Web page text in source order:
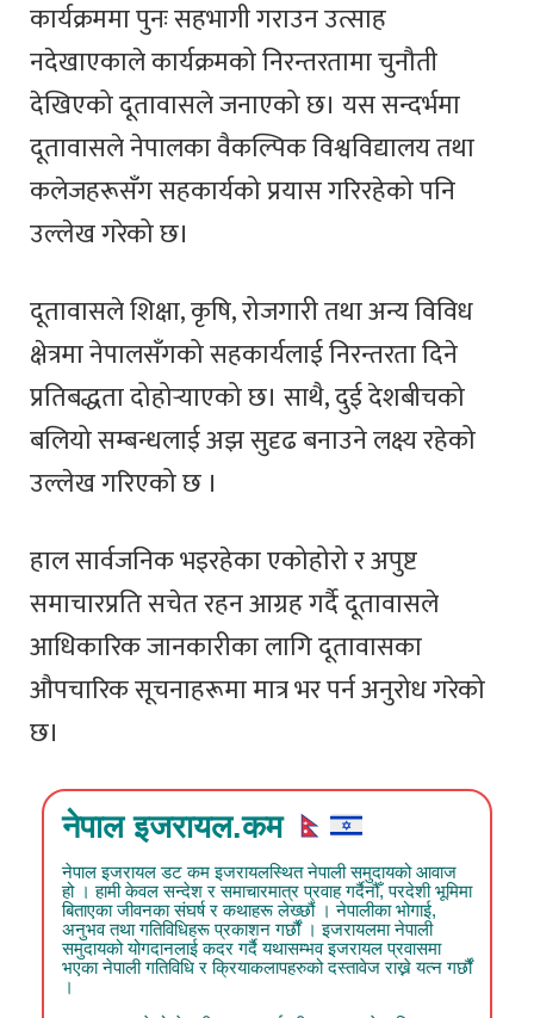
कार्यक्रममा पुनः सहभागी गराउन उत्साह
नदेखाएकाले कार्यक्रमको निरन्तरतामा चुनौती
देखिएको दूतावासले जनाएको छ। यस सन्दर्भमा
दूतावासले नेपालका वैकल्पिक विश्वविद्यालय तथा
कलेजहरूसँग सहकार्यको प्रयास गरिरहेको पनि
उल्लेख गरेको छ।
दूतावासले शिक्षा, कृषि, रोजगारी तथा अन्य विविध
क्षेत्रमा नेपालसँगको सहकार्यलाई निरन्तरता दिने
प्रतिबद्धता दोहोर्‍याएको छ। साथै, दुई देशबीचको
बलियो सम्बन्धलाई अझ सुदृढ बनाउने लक्ष्य रहेको
उल्लेख गरिएको छ ।
हाल सार्वजनिक भइरहेका एकोहोरो र अपुष्ट
समाचारप्रति सचेत रहन आग्रह गर्दै दूतावासले
आधिकारिक जानकारीका लागि दूतावासका
औपचारिक सूचनाहरूमा मात्र भर पर्न अनुरोध गरेको
छ।
नेपाल इजरायल.कम
नेपाल इजरायल डट कम इजरायलस्थित नेपाली समुदायको आवाज
हो । हामी केवल सन्देश र समाचारमात्र प्रवाह गर्दैनौँ, परदेशी भूमिमा
बिताएका जीवनका संघर्ष र कथाहरू लेख्छौं । नेपालीका भोगाई,
अनुभव तथा गतिविधिहरू प्रकाशन गर्छौं । इजरायलमा नेपाली
समुदायको योगदानलाई कदर गर्दै यथासम्भव इजरायल प्रवासमा
भएका नेपाली गतिविधि र क्रियाकलापहरुको दस्तावेज राख्ने यत्न गर्छौं
।